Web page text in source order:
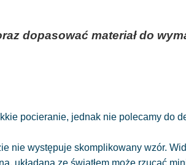
dopasować materiał do
pocieranie, jednak nie polecamy do
nie występuje skomplikowany wzór.